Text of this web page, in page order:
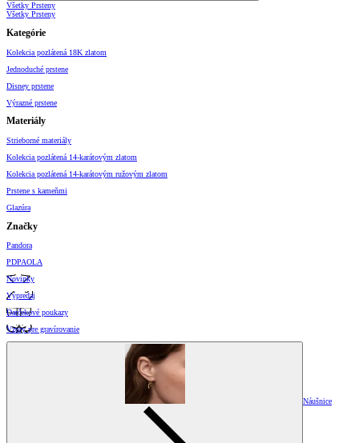
Všetky Prsteny
Všetky Prsteny
Kategórie
Kolekcia pozlátená 18K zlatom
Jednoduché prstene
Disney prstene
Výrazné prstene
Materiály
Strieborné materiály
Kolekcia pozlátená 14-karátovým zlatom
Kolekcia pozlátená 14-karátovým ružovým zlatom
Prstene s kameňmi
Glazúra
Značky
Pandora
PDPAOLA
Novinky
Výpredaj
Darčekové poukazy
Vzory pre gravírovanie
Náušnice